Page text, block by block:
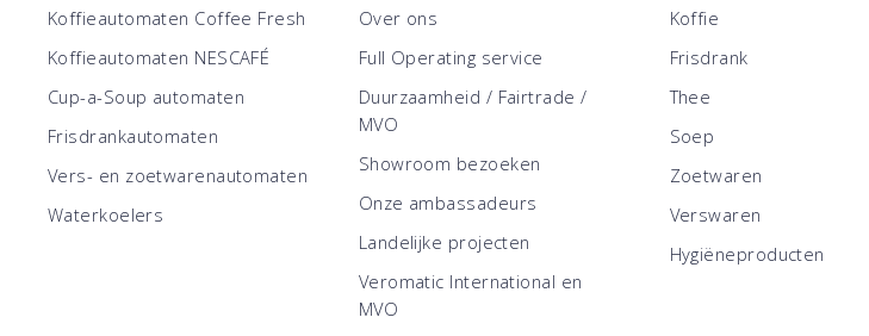
Koffieautomaten Coffee Fresh
Koffieautomaten NESCAFÉ
Cup-a-Soup automaten
Frisdrankautomaten
Vers- en zoetwarenautomaten
Waterkoelers
Over ons
Full Operating service
Duurzaamheid / Fairtrade /
MVO
Showroom bezoeken
Onze ambassadeurs
Landelijke projecten
Veromatic International en
MVO
Koffie
Frisdrank
Thee
Soep
Zoetwaren
Verswaren
Hygiëneproducten